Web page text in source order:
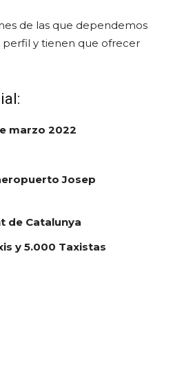
de las que dependemos
y tienen que ofrecer
marzo 2022
Josep
de Catalunya
y 5.000 Taxistas